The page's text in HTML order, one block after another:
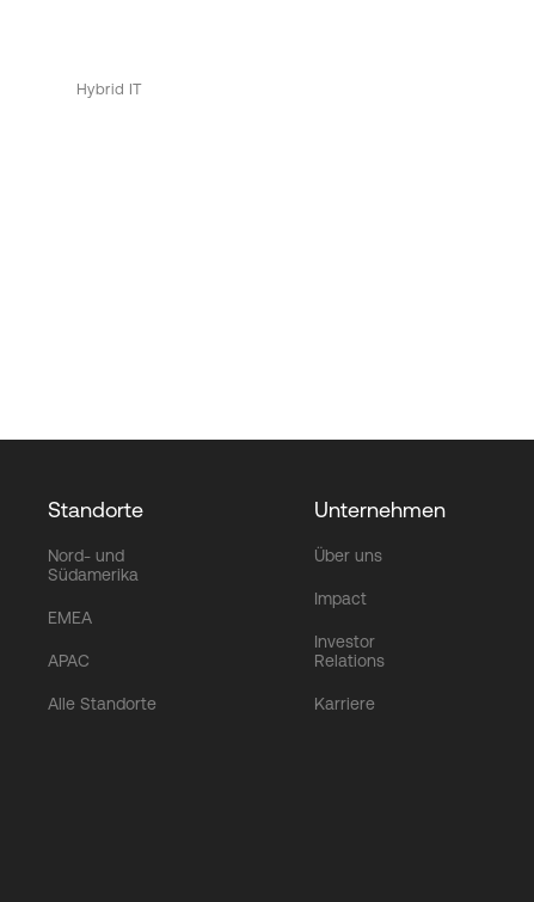
Hybrid IT
Standorte
Nord- und
Südamerika
EMEA
APAC
Alle Standorte
Unternehmen
Über uns
Impact
Investor
Relations
Karriere